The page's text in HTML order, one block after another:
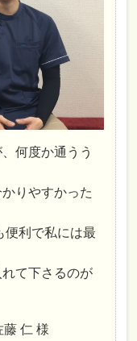
何度か通うう
りやすかった
便利で私には最
て下さるのが
仁 様